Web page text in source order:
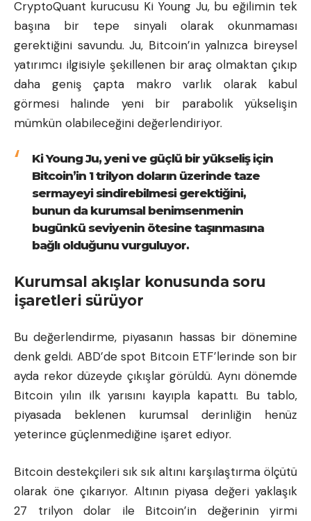
CryptoQuant kurucusu Ki Young Ju, bu eğilimin tek
başına bir tepe sinyali olarak okunmaması
gerektiğini savundu. Ju, Bitcoin’in yalnızca bireysel
yatırımcı ilgisiyle şekillenen bir araç olmaktan çıkıp
daha geniş çapta makro varlık olarak kabul
görmesi halinde yeni bir parabolik yükselişin
mümkün olabileceğini değerlendiriyor.
Ki Young Ju, yeni ve güçlü bir yükseliş için
Bitcoin’in 1 trilyon doların üzerinde taze
sermayeyi sindirebilmesi gerektiğini,
bunun da kurumsal benimsenmenin
bugünkü seviyenin ötesine taşınmasına
bağlı olduğunu vurguluyor.
Kurumsal akışlar konusunda soru
işaretleri sürüyor
Bu değerlendirme, piyasanın hassas bir dönemine
denk geldi. ABD’de spot Bitcoin ETF’lerinde son bir
ayda rekor düzeyde çıkışlar görüldü. Aynı dönemde
Bitcoin yılın ilk yarısını kayıpla kapattı. Bu tablo,
piyasada beklenen kurumsal derinliğin henüz
yeterince güçlenmediğine işaret ediyor.
Bitcoin destekçileri sık sık altını karşılaştırma ölçütü
olarak öne çıkarıyor. Altının piyasa değeri yaklaşık
27 trilyon dolar ile Bitcoin’in değerinin yirmi